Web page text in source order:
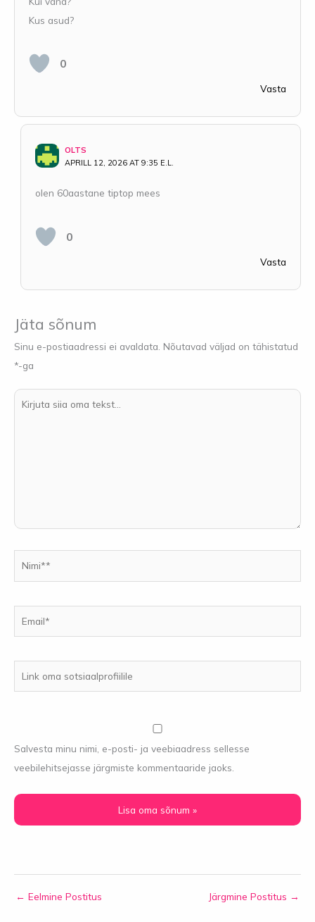
Kus asud?
0
Vasta
OLTS
APRILL 12, 2026 AT 9:35 E.L.
olen 60aastane tiptop mees
0
Vasta
Jäta sõnum
Sinu e-postiaadressi ei avaldata. Nõutavad väljad on tähistatud
*-ga
Kirjuta
siia
oma
Salvesta minu nimi, e-posti- ja veebiaadress sellesse
veebilehitsejasse järgmiste kommentaaride jaoks.
← Eelmine Postitus Järgmine Postitus →